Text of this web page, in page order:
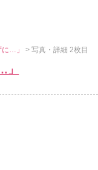
に…」> 写真・詳細 2枚目